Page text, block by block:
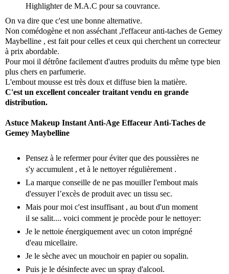
Highlighter de M.A.C pour sa couvrance.
On va dire que c'est une bonne alternative.
Non comédogène et non asséchant ,l'effaceur anti-taches de Gemey
Maybelline , est fait pour celles et ceux qui cherchent un correcteur
à prix abordable.
Pour moi il détrône facilement d'autres produits du même type bien
plus chers en parfumerie.
L'embout mousse est très doux et diffuse bien la matière.
C'est un excellent concealer traitant vendu en grande
distribution.
Astuce Makeup Instant Anti-Age Effaceur Anti-Taches de
Gemey Maybelline
Pensez à le refermer pour éviter que des poussières ne
s'y accumulent , et à le nettoyer régulièrement .
La marque conseille de ne pas mouiller l'embout mais
d'essuyer l’excès de produit avec un tissu sec.
Mais pour moi c'est insuffisant , au bout d'un moment
il se salit.... voici comment je procède pour le nettoyer:
Je le nettoie énergiquement avec un coton imprégné
d'eau micellaire.
Je le sèche avec un mouchoir en papier ou sopalin.
Puis je le désinfecte avec un spray d'alcool.